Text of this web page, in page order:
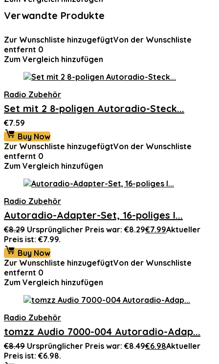
Verwandte Produkte
Zur Wunschliste hinzugefügtVon der Wunschliste
entfernt 0
Zum Vergleich hinzufügen
Radio Zubehör
Set mit 2 8-poligen Autoradio-Steck...
€7.59
Buy Now
Zur Wunschliste hinzugefügtVon der Wunschliste
entfernt 0
Zum Vergleich hinzufügen
Radio Zubehör
Autoradio-Adapter-Set, 16-poliges I...
€8.29 Ursprünglicher Preis war: €8.29€7.99Aktueller
Preis ist: €7.99.
Buy Now
Zur Wunschliste hinzugefügtVon der Wunschliste
entfernt 0
Zum Vergleich hinzufügen
Radio Zubehör
tomzz Audio 7000-004 Autoradio-Adap...
€8.49 Ursprünglicher Preis war: €8.49€6.98Aktueller
Preis ist: €6.98.